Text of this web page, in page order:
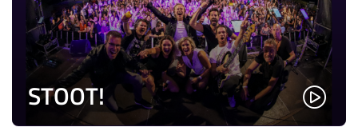
STOOT!